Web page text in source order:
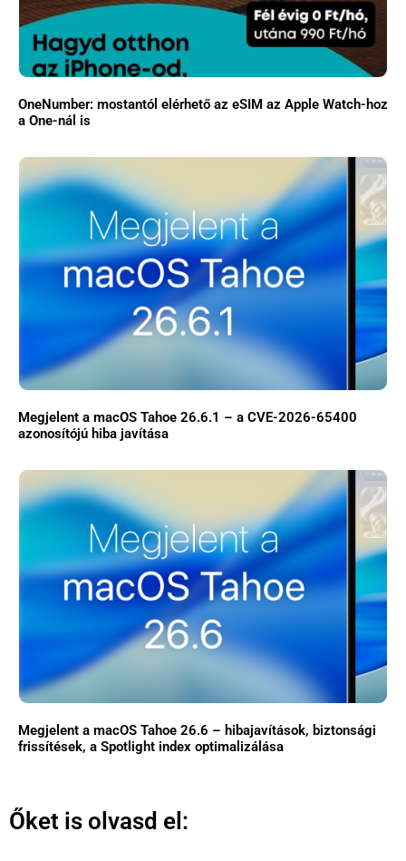
OneNumber: mostantól elérhető az eSIM az Apple Watch-hoz
a One-nál is
Megjelent a macOS Tahoe 26.6.1 – a CVE-2026-65400
azonosítójú hiba javítása
Megjelent a macOS Tahoe 26.6 – hibajavítások, biztonsági
frissítések, a Spotlight index optimalizálása
Őket is olvasd el: